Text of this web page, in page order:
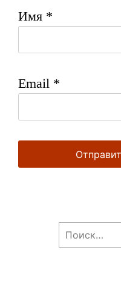
Имя *
Email *
Найти: